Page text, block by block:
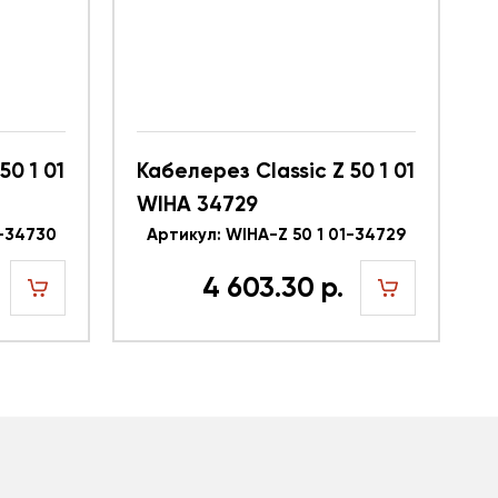
1 01
34730
Кабелерез Classic Z 50 1 01
WIHA 34729
Артикул: WIHA-Z 50 1 01-34729
4 603.30 р.